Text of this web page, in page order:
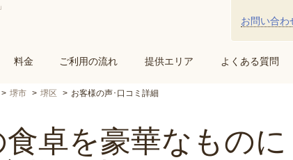
料金 ご利用の流れ 提供エリア よくある質問
お問い合わ
堺市 堺区 お客様の声･口コミ詳細
卓を豪華なもの